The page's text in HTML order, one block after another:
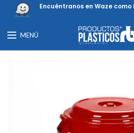
Encuéntranos en Waze
MENÚ